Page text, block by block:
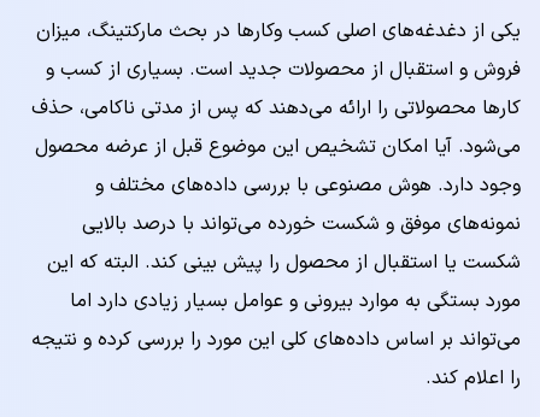
یکی از دغدغه‌های اصلی کسب وکارها در بحث مارکتینگ، میزان
فروش و استقبال از محصولات جدید است. بسیاری از کسب و
کارها محصولاتی را ارائه می‌دهند که پس از مدتی ناکامی، حذف
می‌شود. آیا امکان تشخیص این موضوع قبل از عرضه محصول
وجود دارد. هوش مصنوعی با بررسی داده‌های مختلف و
نمونه‌های موفق و شکست خورده می‌تواند با درصد بالایی
شکست یا استقبال از محصول را پیش بینی کند. البته که این
مورد بستگی به موارد بیرونی و عوامل بسیار زیادی دارد اما
می‌تواند بر اساس داده‌های کلی این مورد را بررسی کرده و نتیجه
را اعلام کند.